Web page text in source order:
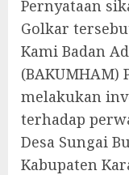
Pernyataan
Golkar
Kami Badan
(BAKUMHAM)
melakukan
terhadap
Desa Sungai
Kabupaten